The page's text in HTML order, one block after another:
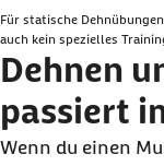
Für statische
auch kein spezielles
Dehnen
passiert
Wenn du einen